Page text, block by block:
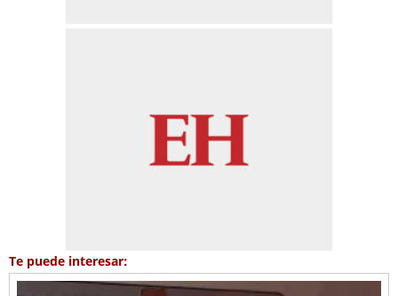
Te puede interesar: